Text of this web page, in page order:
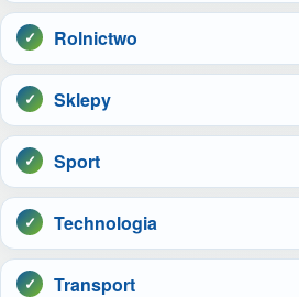
Rolnictwo
Sklepy
Sport
Technologia
Transport